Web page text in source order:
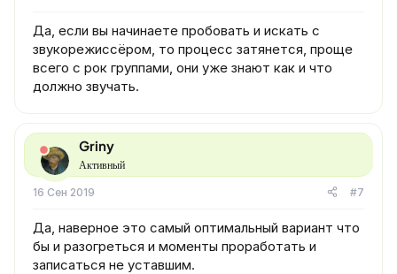
Да, если вы начинаете пробовать и искать с
звукорежиссёром, то процесс затянется, проще
всего с рок группами, они уже знают как и что
должно звучать.
Griny
Активный
16 Сен 2019 #7
Да, наверное это самый оптимальный вариант что
бы и разогреться и моменты проработать и
записаться не уставшим.